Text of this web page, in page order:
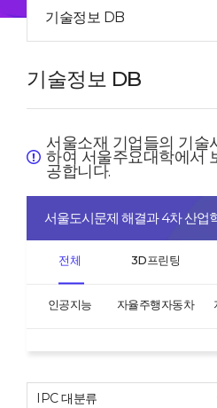
기술정보 DB
기술정보 DB
서울소재 기업들의 기술
하여 서울주요대학에서
공합니다.
서울도시문제 해결과 4차 산업
전체 3D프린팅
인공지능 자율주행자동차